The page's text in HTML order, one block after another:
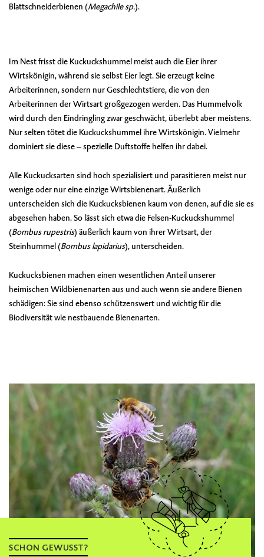
Blattschneiderbienen (Megachile sp.).
Im Nest frisst die Kuckuckshummel meist auch die Eier ihrer
Wirtskönigin, während sie selbst Eier legt. Sie erzeugt keine
Arbeiterinnen, sondern nur Geschlechtstiere, die von den
Arbeiterinnen der Wirtsart großgezogen werden. Das Hummelvolk
wird durch den Eindringling zwar geschwächt, überlebt aber meistens.
Nur selten tötet die Kuckuckshummel ihre Wirtskönigin. Vielmehr
dominiert sie diese – spezielle Duftstoffe helfen ihr dabei.
Alle Kuckucksarten sind hoch spezialisiert und parasitieren meist nur
wenige oder nur eine einzige Wirtsbienenart. Äußerlich
unterscheiden sich die Kuckucksbienen kaum von denen, auf die sie es
abgesehen haben. So lässt sich etwa die Felsen-Kuckuckshummel
(Bombus rupestris) äußerlich kaum von ihrer Wirtsart, der
Steinhummel (Bombus lapidarius), unterscheiden.
Kuckucksbienen machen einen wesentlichen Anteil unserer
heimischen Wildbienenarten aus und auch wenn sie andere Bienen
schädigen: Sie sind ebenso schützenswert und wichtig für die
Biodiversität wie nestbauende Bienenarten.
SCHON GEWUSST?